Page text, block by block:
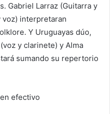
Gabriel Larraz (Guitarra y
voz) interpretaran
Y Uruguayas dúo,
y clarinete) y Alma
sumando su repertorio
efectivo